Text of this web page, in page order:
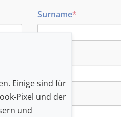
Surname
Einige sind für
Pixel und der
und